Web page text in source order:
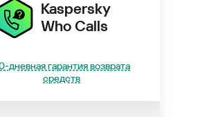
Kaspersky
Who Calls
дневная гарантия возврата
средств